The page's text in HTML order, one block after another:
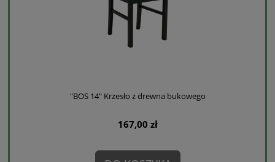
"BOS 14" Krzesło z drewna bukowego
167,00 zł